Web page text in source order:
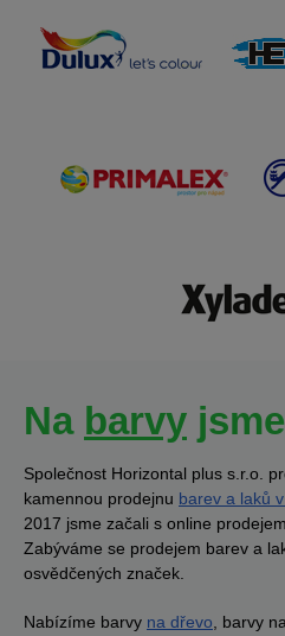
Na barvy
Společnost Horizontal plus s.r.o.
kamennou prodejnu barev a laků
2017 jsme začali s online
Zabýváme se prodejem barev a
osvědčených značek.
Nabízíme barvy na dřevo , barvy